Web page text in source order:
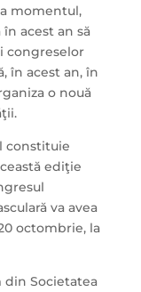
momentul,
acest an să
congreselor
în acest an, în
o nouă
constituie
ediţie
va avea
octombrie, la
din Societatea